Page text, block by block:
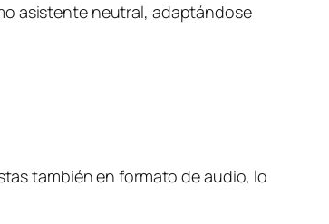
asistente neutral, adaptándose
también en formato de audio, lo